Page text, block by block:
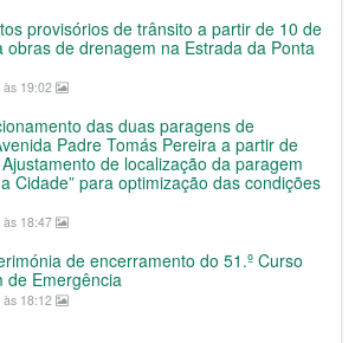
provisórios de trânsito a partir de 10 de
obras de drenagem na Estrada da Ponta
19:02
das duas paragens de
Padre Tomás Pereira a partir de
de localização da paragem
Cidade” para optimização das condições
18:47
de encerramento do 51.º Curso
de Emergência
18:12